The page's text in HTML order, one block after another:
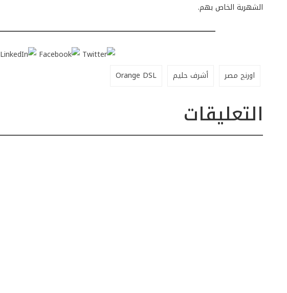
الشهرية الخاص بهم.
اورنچ مصر أشرف حليم Orange DSL
التعليقات